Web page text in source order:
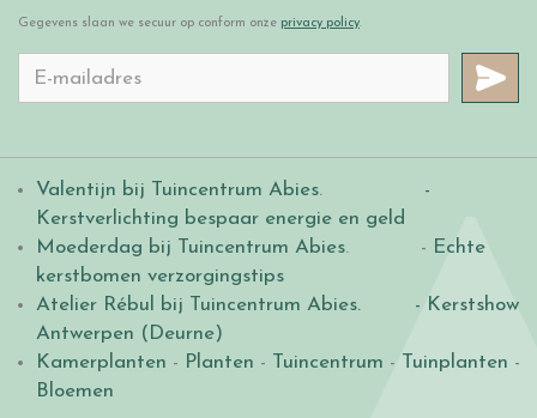
Gegevens slaan we secuur op conform onze privacy policy.
Valentijn bij Tuincentrum Abies.
-
Kerstverlichting bespaar energie en geld
Moederdag bij Tuincentrum Abies. - Echte
kerstbomen verzorgingstips
Atelier Rébul bij Tuincentrum Abies.
- Kerstshow
Antwerpen (Deurne)
Kamerplanten - Planten - Tuincentrum - Tuinplanten -
Bloemen